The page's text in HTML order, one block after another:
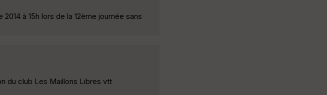
à 15h lors de la 12ème journée sans
du club Les Maillons Libres vtt